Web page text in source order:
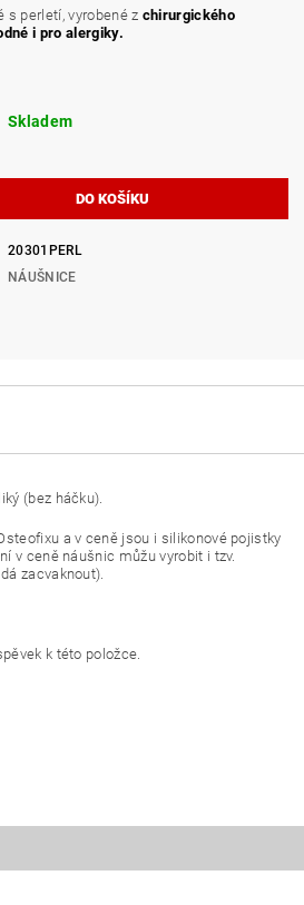
s perletí, vyrobené z chirurgického
i pro alergiky.
Skladem
20301PERL
NÁUŠNICE
(bez háčku).
a v ceně jsou i silikonové pojistky
v ceně náušnic můžu vyrobit i tzv.
zacvaknout).
k této položce.